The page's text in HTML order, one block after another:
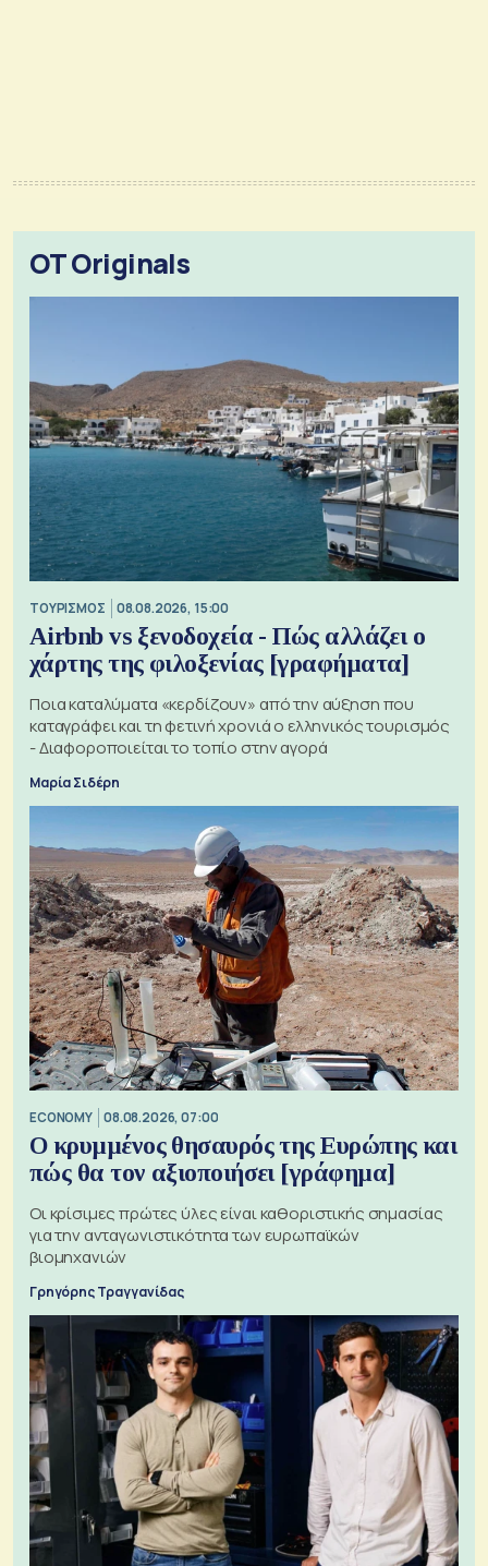
OT Originals
ΤΟΥΡΙΣΜΟΣ 08.08.2026, 15:00
Airbnb vs ξενοδοχεία - Πώς αλλάζει ο
χάρτης της φιλοξενίας [γραφήματα]
Ποια καταλύματα «κερδίζουν» από την αύξηση που
καταγράφει και τη φετινή χρονιά ο ελληνικός τουρισμός
- Διαφοροποιείται το τοπίο στην αγορά
Μαρία Σιδέρη
ECONOMY 08.08.2026, 07:00
Ο κρυμμένος θησαυρός της Ευρώπης και
πώς θα τον αξιοποιήσει [γράφημα]
Οι κρίσιμες πρώτες ύλες είναι καθοριστικής σημασίας
για την ανταγωνιστικότητα των ευρωπαϊκών
βιομηχανιών
Γρηγόρης Τραγγανίδας